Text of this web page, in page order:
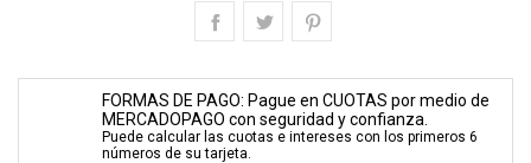
FORMAS DE PAGO: Pague en CUOTAS por medio de
MERCADOPAGO con seguridad y confianza.
Puede calcular las cuotas e intereses con los primeros 6
números de su tarjeta.